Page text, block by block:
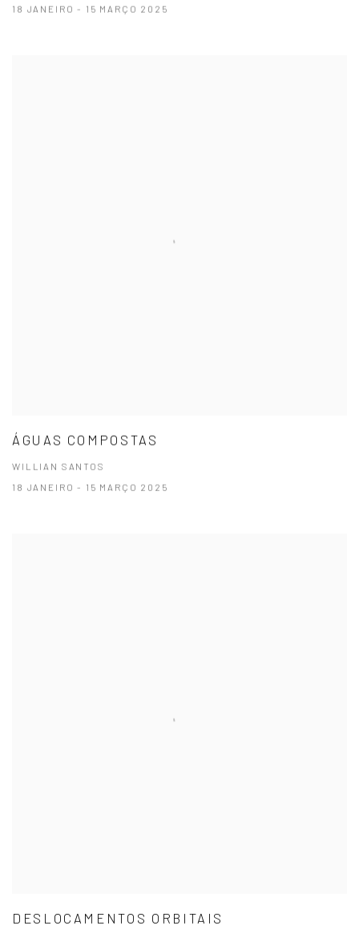
18 JANEIRO - 15 MARÇO 2025
ÁGUAS COMPOSTAS
WILLIAN SANTOS
18 JANEIRO - 15 MARÇO 2025
DESLOCAMENTOS ORBITAIS